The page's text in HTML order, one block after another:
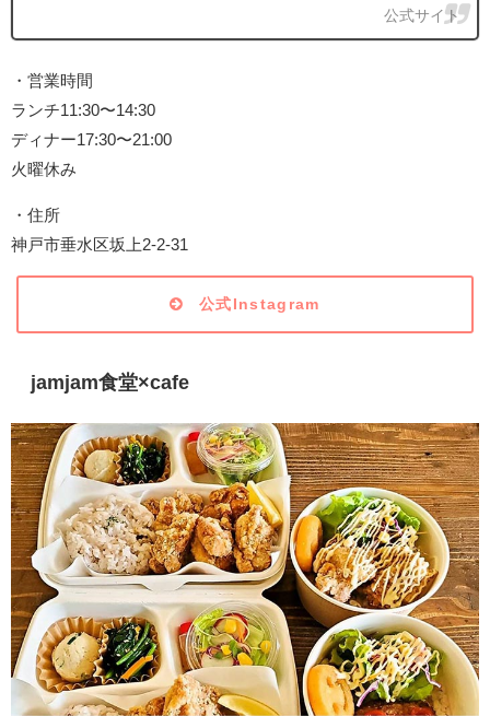
公式サイト
・営業時間
ランチ11:30〜14:30
ディナー17:30〜21:00
火曜休み
・住所
神戸市垂水区坂上2-2-31
公式Instagram
jamjam食堂×cafe